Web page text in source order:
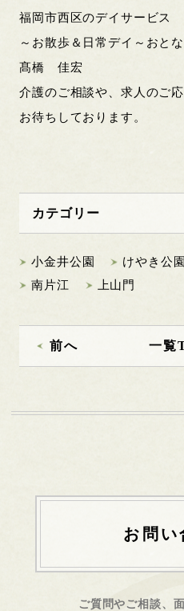
福岡市西区のデイサービス
～お散歩＆日常デイ～おと
髙橋 佳宏
介護のご相談や、求人のご
お待ちしております。
カテゴリー
小金井公園 けやき公園
南片江
上山門
前へ 一覧
お問い
ご質問やご相談、